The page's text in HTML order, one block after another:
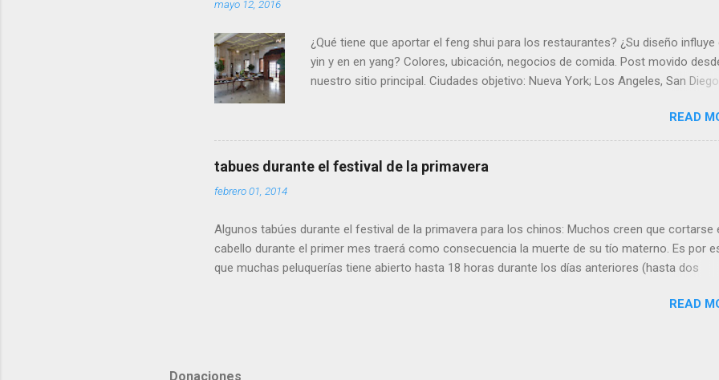
mayo 12, 2016
¿Qué tiene que aportar el feng shui para los restaurantes? ¿Su diseño influye
yin y en en yang? Colores, ubicación, negocios de comida. Post movido
nuestro sitio principal. Ciudades objetivo: Nueva York; Los Angeles, San
El Paso y Austin Texas;ciudad de México, Guadalajara y Monterrey en Mexico;
Buenos Aires, Córdoba y Rosario en Argentina; Bogotá, Medellín y Santiago
en Colombia; San Juan de Puerto Rico; Santo Domingo República Dominicana.
READ
tabues durante el festival de la primavera
febrero 01, 2014
Algunos tabúes durante el festival de la primavera para los chinos: Muchos creen que cortarse
cabello durante el primer mes traerá como consecuencia la muerte de su tío materno. Es por
que muchas peluquerías tiene abierto hasta 18 horas durante los días anteriores (hasta dos
del segundo mes lunar. La tradición se remonta a una leyenda sobre un barbero que no tenía
READ
Donaciones